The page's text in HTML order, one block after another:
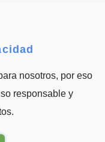
nosotros, por eso
responsable y